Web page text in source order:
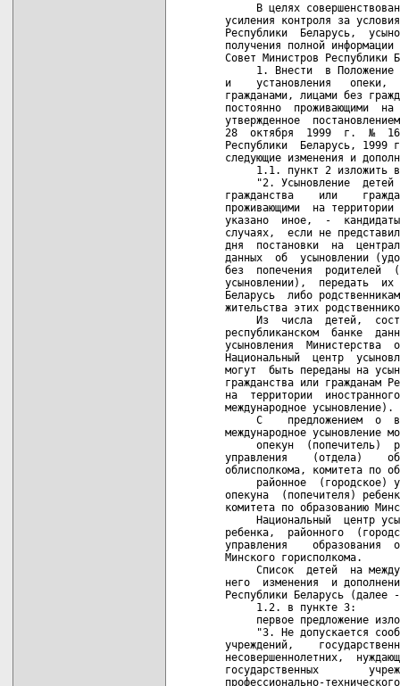
В целях
усиления контроля за
Республики  Беларусь,
получения полной
Совет Министров Республики
1. Внести  в Положение
и    установления   опеки,
гражданами, лицами без
постоянно  проживающими
утвержденное
28  октября  1999  г.  №
Республики  Беларусь,
следующие изменения и
1.1. пункт 2 изложить
"2. Усыновление  детей
гражданства    или
проживающими  на
указано  иное,  -
случаях,  если не
дня  постановки  на
данных  об  усыновлении
без  попечения  родителей
усыновлении),  передать  их
Беларусь  либо
жительства этих
Из  числа  детей,
республиканском  банке
усыновления  Министерства
Национальный  центр
могут  быть переданы на
гражданства или гражданам
на  территории
международное усыновление).
С    предложением  о
международное усыновление
опекун  (попечитель)
управления    (отдела)
облисполкома, комитета по
районное  (городское)
опекуна  (попечителя)
комитета по образованию
Национальный  центр
ребенка,  районного
управления    образования
Минского горисполкома.
Список  детей  на
него  изменения  и
Республики Беларусь
     1.2. в пункте 3:
первое предложение
"3. Не допускается
учреждений,
несовершеннолетних,
государственных
профессионально-